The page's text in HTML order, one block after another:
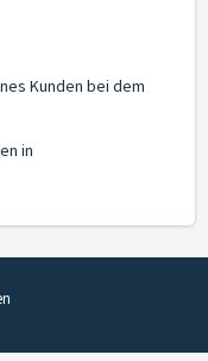
Kunden bei dem
in